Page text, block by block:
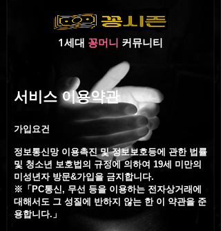
1세대 꽁머니 커뮤니티
서비스 이용약관
가입요건
정보통신망 이용촉진 및 정보보호등에 관한 법률
및 청소년 보호법의 규정에 의하여 19세 미만의
미성년자 방문&가입을 금지합니다.
※「PC통신, 무선 등을 이용하는 전자상거래에
대해서도 그 성질에 반하지 않는 한 이 약관을 준
용합니다.」